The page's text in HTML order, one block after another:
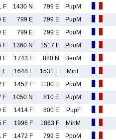
F 1430 N 799 E PupM
E 799 E 799 E PupM
E 799 E 799 E PouM
F 1360 N 1517 F PouM
F 1743 F 880 N BenM
F 1648 F 1531 E MinF
F 1452 F 1100 E PouM
F 1050 N 810 E PupM
E 1414 F 800 E PupF
F 1996 F 1863 F MinM
F 1472 F 799 E PpoM